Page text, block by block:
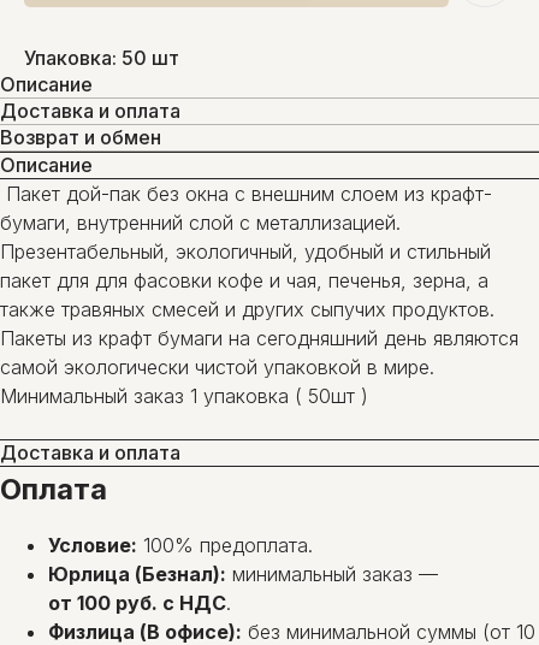
Упаковка: 50 шт
Описание
Доставка и оплата
Возврат и обмен
Описание
Пакет дой-пак без окна с внешним слоем из крафт-
бумаги, внутренний слой с металлизацией.
Презентабельный, экологичный, удобный и стильный
пакет для для фасовки кофе и чая, печенья, зерна, а
также травяных смесей и других сыпучих продуктов.
Пакеты из крафт бумаги на сегодняшний день являются
самой экологически чистой упаковкой в мире.
Минимальный заказ 1 упаковка ( 50шт )
Доставка и оплата
Оплата
Условие: 100% предоплата.
Юрлица (Безнал): минимальный заказ —
от 100 руб. с НДС.
Физлица (В офисе): без минимальной суммы (от 10